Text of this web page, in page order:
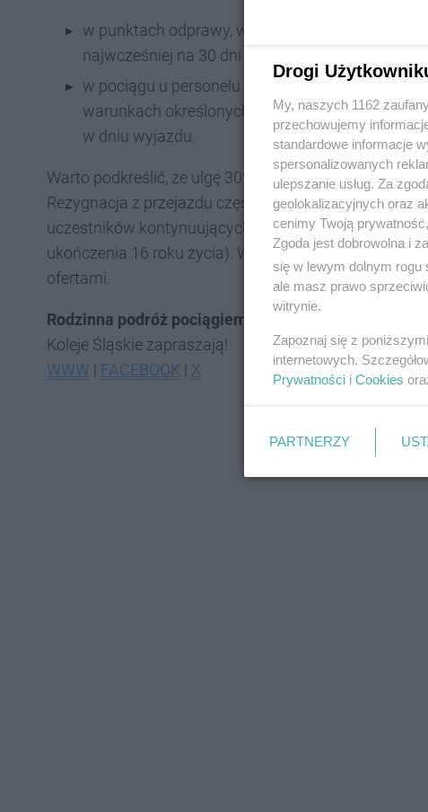
w punktach odprawy, w biletomatach, w
najwcześniej na 30 dni przed dniem wyjazdu,
w pociągu u personelu pokładowego oraz za
warunkach określonych w Regulaminie usługi
w dniu wyjazdu.
Warto podkreślić, że ulgę 30% stosuje się na
Rezygnacja z przejazdu części osób jest możliwa,
uczestników kontynuujących podróż nie będzie
ukończenia 16 roku życia). Warto mieć na uwadze, że
ofertami.
Rodzinna podróż pociągiem Kolei Śląskich? Dlaczego
Koleje Śląskie zapraszają!
WWW
FACEBOOK X
Drogi
My, naszych 1162
przechowujemy
standardowe informacje
spersonalizowanych
ulepszanie usług. Za
geolokalizacyjnych oraz
cenimy Twoją
Zgoda jest dobrowolna i
się w lewym dolnym rogu
ale masz prawo
witrynie.
Zapoznaj się z
internetowych.
Prywatności i Cookies
PARTNERZY